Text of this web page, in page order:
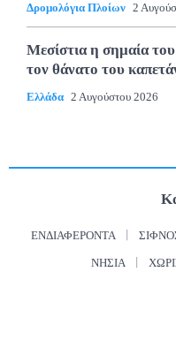
Δρομολόγια Πλοίων 2
Μεσίστια η σημαία
τον θάνατο του
Ελλάδα 2 Αυγούστου 2026
ΕΝΔΙΑΦΈΡΟΝΤΑ
ΝΗΣΙΆ